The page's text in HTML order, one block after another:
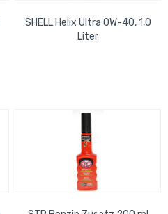
SHELL Helix Ultra 0W-40, 1,0
Liter